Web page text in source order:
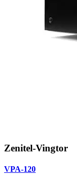
Zenitel-Vingtor
VPA-120